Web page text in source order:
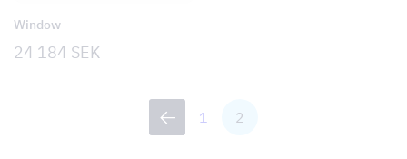
Window
24 184 SEK
1 2